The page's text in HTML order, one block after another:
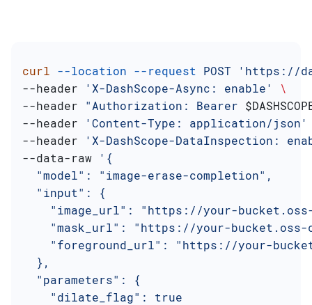
curl --location --request POST 'https://
--header
'X-DashScope-Async: enable'
\
--header "Authorization: Bearer
--header
'Content-Type: application/json'
--header
'X-DashScope-DataInspection:
--data-raw
'{
  "model": "image-erase-completion",
  "input": {
"image_url": "https://your-
"mask_url": "https://your-
"foreground_url": "https://your-
  },
  "parameters": {
    "dilate_flag": true